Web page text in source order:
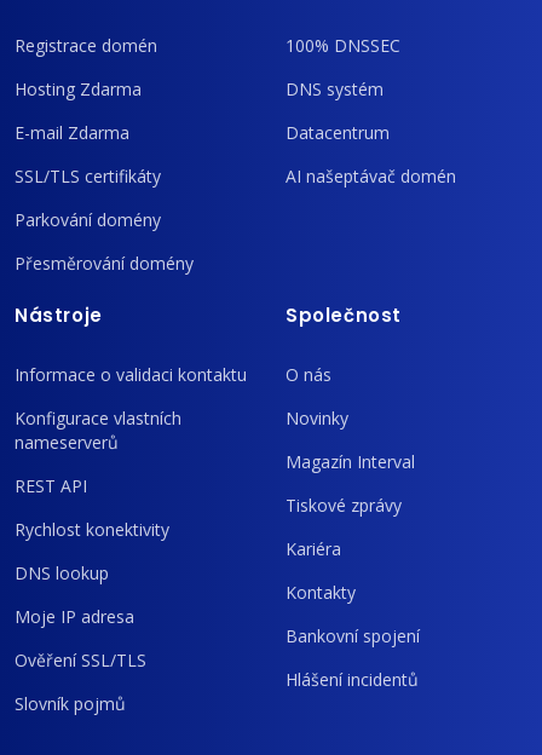
Registrace domén
Hosting Zdarma
E-mail Zdarma
SSL/TLS certifikáty
Parkování domény
Přesměrování domény
100% DNSSEC
DNS systém
Datacentrum
AI našeptávač domén
Nástroje
Informace o validaci kontaktu
Konfigurace vlastních
nameserverů
REST API
Rychlost konektivity
DNS lookup
Moje IP adresa
Ověření SSL/TLS
Slovník pojmů
Společnost
O nás
Novinky
Magazín Interval
Tiskové zprávy
Kariéra
Kontakty
Bankovní spojení
Hlášení incidentů